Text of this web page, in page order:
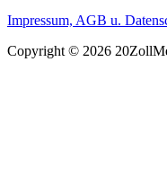
Impressum, AGB u.
Copyright © 2026